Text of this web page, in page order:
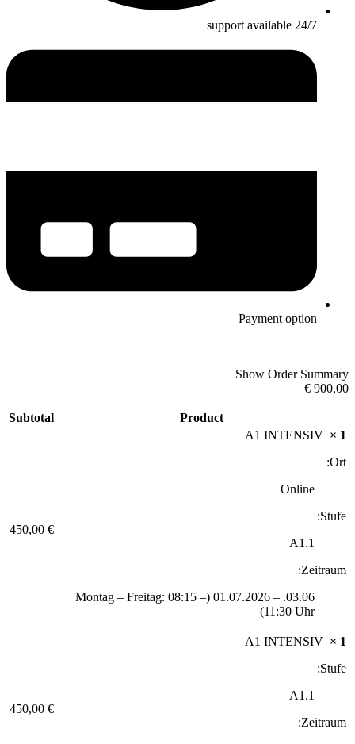
24/7 support available
Payment option
Show Order Summary
900,00 €
Product
Subtotal
A1 INTENSIV × 1
Ort:
Online
Stufe:
A1.1
Zeitraum:
03.06. – 01.07.2026 (Montag – Freitag: 08:15 –
11:30 Uhr)
450,00 €
A1 INTENSIV × 1
Stufe:
A1.1
Zeitraum:
450,00 €